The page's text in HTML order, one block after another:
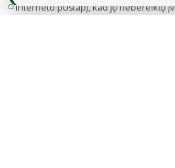
interneto puslapį, kad jų nebereiktų